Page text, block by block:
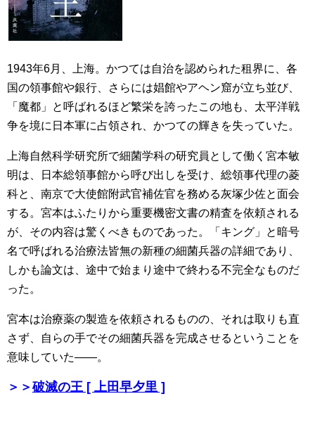
1943年6月、上海。かつては自治を認められた租界に、各
国の領事館や銀行、さらには娼館やアヘン窟が立ち並び、
「魔都」と呼ばれるほど繁栄を誇ったこの地も、太平洋戦
争を境に日本軍に占領され、かつての輝きを失っていた。
上海自然科学研究所で細菌学科の研究員として働く宮本敏
明は、日本総領事館から呼び出しを受け、総領事代理の菱
科と、南京で大使館附武官補佐官を務める灰塚少佐と面会
する。宮本はふたりから重要機密文書の精査を依頼される
が、その内容は驚くべきものであった。「キング」と暗号
名で呼ばれる治療法皆無の新種の細菌兵器の詳細であり、
しかも論文は、途中で始まり途中で終わる不完全なものだ
った。
宮本は治療薬の製造を依頼されるものの、それは取りも直
さず、自らの手でその細菌兵器を完成させるということを
意味していた――。
＞＞破滅の王 [ 上田早夕里 ]